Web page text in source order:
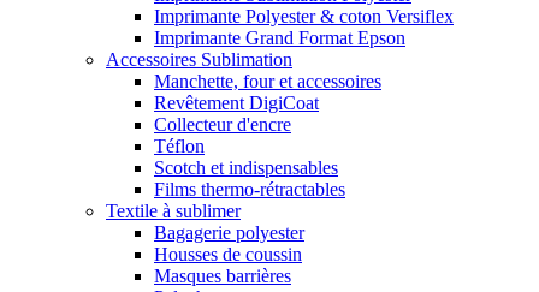
Imprimante Polyester & coton Versiflex
Imprimante Grand Format Epson
Accessoires Sublimation
Manchette, four et accessoires
Revêtement DigiCoat
Collecteur d'encre
Téflon
Scotch et indispensables
Films thermo-rétractables
Textile à sublimer
Bagagerie polyester
Housses de coussin
Masques barrières